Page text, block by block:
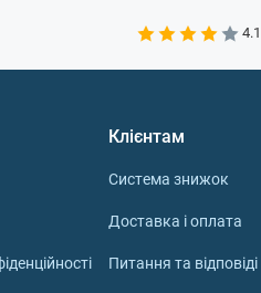
азіатських кухнях у
від її форми (капсули,
звертаючи увагу на
готу кола регулярно.
Клієнтам
Система знижок
Доставка і оплата
Питання та відповіді